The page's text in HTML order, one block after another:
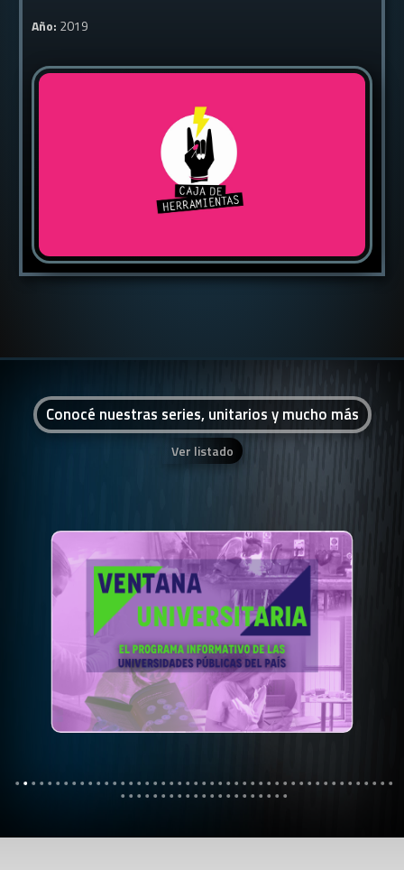
Año: 2019
Conocé nuestras series, unitarios y mucho más
Ver listado